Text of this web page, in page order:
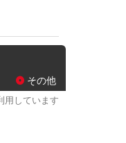
その他
用しています